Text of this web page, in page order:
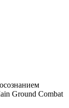
Ground Combat